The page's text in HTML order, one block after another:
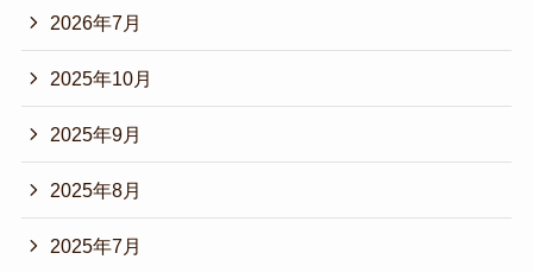
2026年7月
2025年10月
2025年9月
2025年8月
2025年7月